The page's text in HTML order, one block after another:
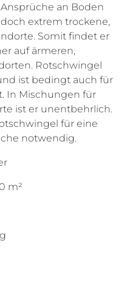
an Boden
extrem trockene,
Somit findet er
auf ärmeren,
Rotschwingel
ist bedingt auch für
In Mischungen für
ist er unentbehrlich.
für eine
notwendig.
m²